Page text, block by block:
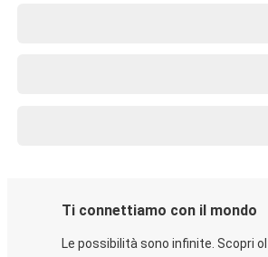
Ti connettiamo con il mondo
Le possibilità sono infinite. Scopri